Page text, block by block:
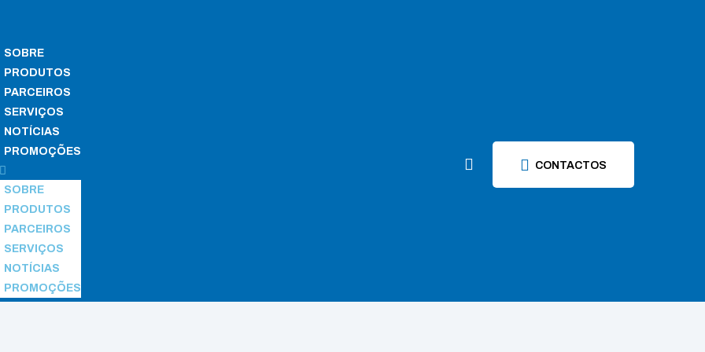
SOBRE
PRODUTOS
PARCEIROS
SERVIÇOS
NOTÍCIAS
PROMOÇÕES
SOBRE
PRODUTOS
PARCEIROS
SERVIÇOS
NOTÍCIAS
PROMOÇÕES
CONTACTOS